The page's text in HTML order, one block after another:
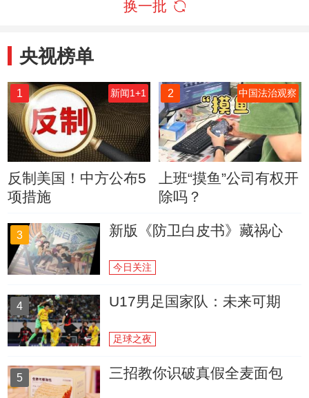
换一批
央视榜单
1 新闻1+1
反制美国！中方公布5
项措施
2 中国法治观察
上班“摸鱼”公司有权开
除吗？
3 新版《防卫白皮书》藏祸心
今日关注
4 U17男足国家队：未来可期
足球之夜
5 三招教你识破真假全麦面包